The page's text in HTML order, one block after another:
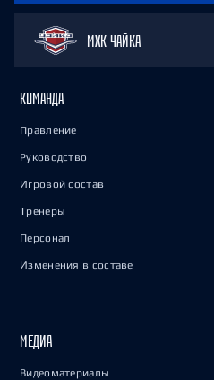
МХК ЧАЙКА
КОМАНДА
Правление
Руководство
Игровой состав
Тренеры
Персонал
Изменения в составе
МЕДИА
Видеоматериалы